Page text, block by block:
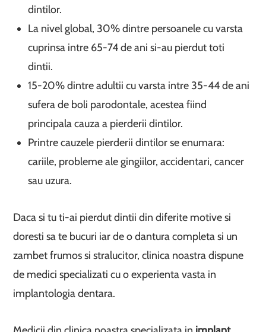
dintilor.
La nivel global, 30% dintre persoanele cu varsta
cuprinsa intre 65-74 de ani si-au pierdut toti
dintii.
15-20% dintre adultii cu varsta intre 35-44 de ani
sufera de boli parodontale, acestea fiind
principala cauza a pierderii dintilor.
Printre cauzele pierderii dintilor se enumara:
cariile, probleme ale gingiilor, accidentari, cancer
sau uzura.
Daca si tu ti-ai pierdut dintii din diferite motive si
doresti sa te bucuri iar de o dantura completa si un
zambet frumos si stralucitor, clinica noastra dispune
de medici specializati cu o experienta vasta in
implantologia dentara.